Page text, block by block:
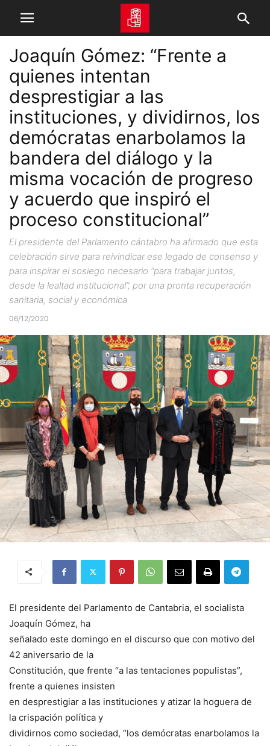
Joaquín Gómez: “Frente a
quienes intentan
desprestigiar a las
instituciones, y dividirnos, los
demócratas enarbolamos la
bandera del diálogo y la
misma vocación de progreso
y acuerdo que inspiró el
proceso constitucional”
El presidente del Parlamento cántabro ha afirmado que esta
celebración sirve para reivindicar ese legado de consenso y
para inspirar el sosiego necesario “para trabajar juntos,
desde la lealtad institucional”, por una pronta recuperación
sanitaria, social y económica
06/12/2020
El presidente del Parlamento de Cantabria, el socialista
Joaquín Gómez, ha
señalado este domingo en el discurso que con motivo del
42 aniversario de la
Constitución, que frente “a las tentaciones populistas”,
frente a quienes insisten
en desprestigiar a las instituciones y atizar la hoguera de
la crispación política y
dividirnos como sociedad, “los demócratas enarbolamos la